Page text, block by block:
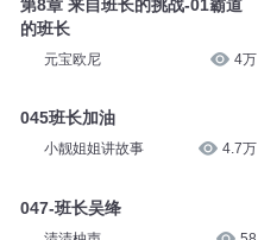
第8章 来自班长的挑战-01霸道
的班长
元宝欧尼 4万
045班长加油
小靓姐姐讲故事 4.7万
047-班长吴绛